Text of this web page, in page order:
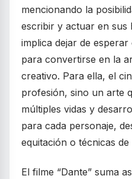
mencionando la
escribir y actuar en sus
implica dejar de
para convertirse en la
creativo. Para ella, el
profesión, sino un arte
múltiples vidas y
para cada personaje,
equitación o técnicas de
El filme “Dante” suma